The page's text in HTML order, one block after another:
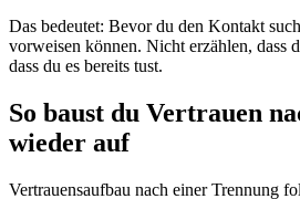
Das bedeutet: Bevor du den Kontakt
vorweisen können. Nicht erzählen, dass
dass du es bereits tust.
So baust du Vertrauen
wieder auf
Vertrauensaufbau nach einer Trennung